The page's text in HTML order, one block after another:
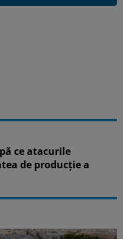
ce atacurile
de producție a